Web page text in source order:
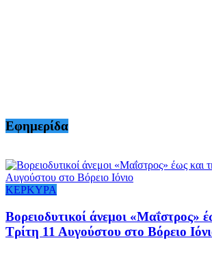
Εφημερίδα
ΚΕΡΚΥΡΑ
Βορειοδυτικοί άνεμοι «Μαΐστρος»
Τρίτη 11 Αυγούστου στο Βόρειο